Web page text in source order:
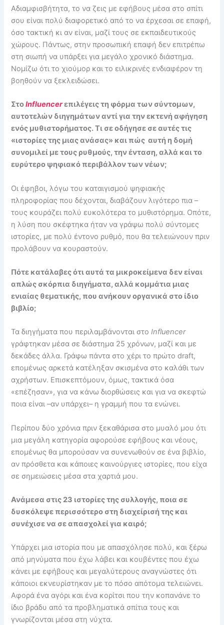
Αδιαμφισβήτητα, το να ζεις με εφήβους μέσα στο σπίτι
σου είναι πολύ διαφορετικό από το να έρχεσαι σε επαφή,
όσο τακτική κι αν είναι, μαζί τους σε εκπαιδευτικούς
χώρους. Πάντως, στην προσωπική επαφή δεν επιτρέπω
στη σιωπή να υπάρξει για μεγάλο χρονικό διάστημα.
Νομίζω ότι το χιούμορ και το ειλικρινές ενδιαφέρον τη
βοηθούν να ξεκλειδώσει.
ΣτοInfluencerεπιλέγεις τη φόρμα των σύντομων,
αυτοτελών διηγημάτων αντί για την εκτενή αφήγηση
ενός μυθιστορήματος. Τι σε οδήγησε σε αυτές τις
«ιστορίες της μιας ανάσας» και πώς αυτή η δομή
συνομιλεί με τους ρυθμούς, την ένταση, αλλά και το
ευρύτερο ψηφιακό περιβάλλον των νέων;
Οι έφηβοι, λόγω του καταιγισμού ψηφιακής
πληροφορίας που δέχονται, διαβάζουν λιγότερο πια –
τους κουράζει πολύ ευκολότερα το μυθιστόρημα. Οπότε,
η λύση που σκέφτηκα ήταν να γράψω πολύ σύντομες
ιστορίες, με πολύ έντονο ρυθμό, που θα τελειώνουν πριν
προλάβουν να κουραστούν.
Πότε κατάλαβες ότι αυτά τα μικροκείμενα δεν είναι
απλώς σκόρπια διηγήματα, αλλά κομμάτια μιας
ενιαίας θεματικής, που ανήκουν οργανικά στο ίδιο
βιβλίο;
Τα διηγήματα που περιλαμβάνονται στοInfluencer
γράφτηκαν μέσα σε διάστημα 25 χρόνων, μαζί και με
δεκάδες άλλα. Γράφω πάντα στο χέρι το πρώτο draft,
επομένως αρκετά κατέληξαν σκισμένα στο καλάθι των
αχρήστων. Επισκεπτόμουν, όμως, τακτικά όσα
«επέζησαν», για να κάνω διορθώσεις και για να σκεφτώ
ποια είναι –αν υπάρχει– η γραμμή που τα ενώνει.
Περίπου δύο χρόνια πριν ξεκαθάρισα στο μυαλό μου ότι
μια μεγάλη κατηγορία αφορούσε εφήβους και νέους,
επομένως θα μπορούσαν να συνενωθούν σε ένα βιβλίο,
αν πρόσθετα και κάποιες καινούργιες ιστορίες, που είχα
σε σημειώσεις μέσα στα χαρτιά μου.
Ανάμεσα στις 23 ιστορίες της συλλογής, ποια σε
δυσκόλεψε περισσότερο στη διαχείρισή της και
συνέχισε να σε απασχολεί για καιρό;
Υπάρχει μια ιστορία που με απασχόλησε πολύ, και ξέρω
από μηνύματα που έχω λάβει και κουβέντες που έχω
κάνει με εφήβους και μεγαλύτερους αναγνώστες ότι
κάποιοι εκνευρίστηκαν με το πόσο απότομα τελειώνει.
Αφορά ένα αγόρι και ένα κορίτσι που την κοπανάνε το
ίδιο βράδυ από τα προβληματικά σπίτια τους και
γνωρίζονται μέσα στη νύχτα.